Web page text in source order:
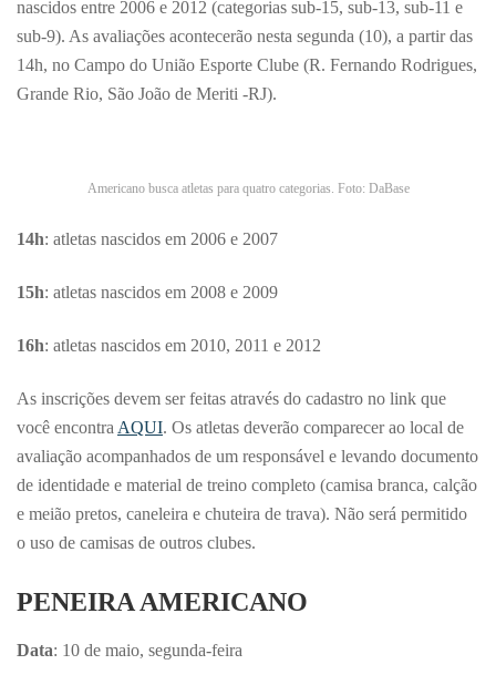
nascidos entre 2006 e 2012 (categorias sub-15, sub-13, sub-11 e
sub-9). As avaliações acontecerão nesta segunda (10), a partir das
14h, no Campo do União Esporte Clube (R. Fernando Rodrigues,
Grande Rio, São João de Meriti -RJ).
Americano busca atletas para quatro categorias. Foto: DaBase
14h: atletas nascidos em 2006 e 2007
15h: atletas nascidos em 2008 e 2009
16h: atletas nascidos em 2010, 2011 e 2012
As inscrições devem ser feitas através do cadastro no link que
você encontra AQUI. Os atletas deverão comparecer ao local de
avaliação acompanhados de um responsável e levando documento
de identidade e material de treino completo (camisa branca, calção
e meião pretos, caneleira e chuteira de trava). Não será permitido
o uso de camisas de outros clubes.
PENEIRA AMERICANO
Data: 10 de maio, segunda-feira